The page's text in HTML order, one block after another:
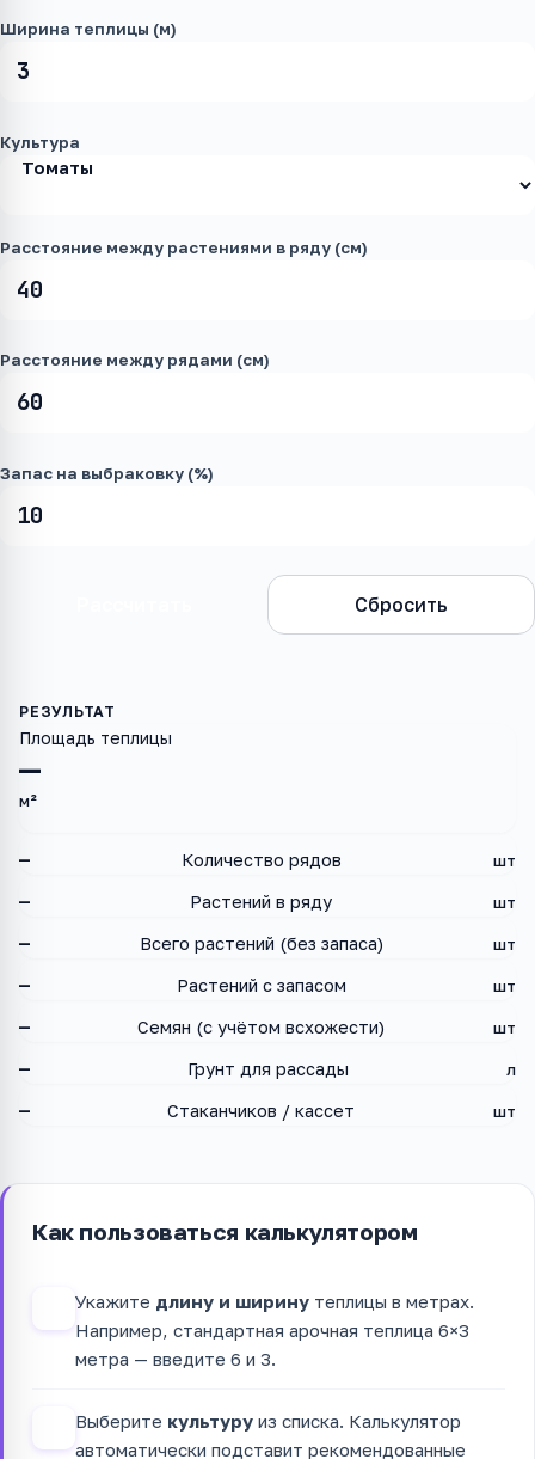
Ширина теплицы (м)
Культура
Расстояние между растениями в ряду (см)
Расстояние между рядами (см)
Запас на выбраковку (%)
Сбросить
—
Площадь теплицы
м²
— Количество рядов шт
— Растений в ряду шт
— Всего растений (без запаса) шт
— Растений с запасом шт
— Семян (с учётом всхожести) шт
— Грунт для рассады л
— Стаканчиков / кассет шт
Как пользоваться калькулятором
Укажите длину и ширину теплицы в метрах.
Например, стандартная арочная теплица 6×3
метра — введите 6 и 3.
Выберите культуру из списка. Калькулятор
автоматически подставит рекомендованные